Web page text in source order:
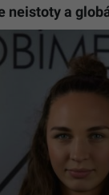
neistoty a